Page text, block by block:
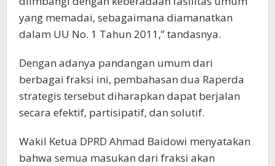
yang memadai, sebagaimana diamanatkan
dalam UU No. 1 Tahun 2011,” tandasnya.
Dengan adanya pandangan umum dari
berbagai fraksi ini, pembahasan dua Raperda
strategis tersebut diharapkan dapat berjalan
secara efektif, partisipatif, dan solutif.
Wakil Ketua DPRD Ahmad Baidowi menyatakan
bahwa semua masukan dari fraksi akan